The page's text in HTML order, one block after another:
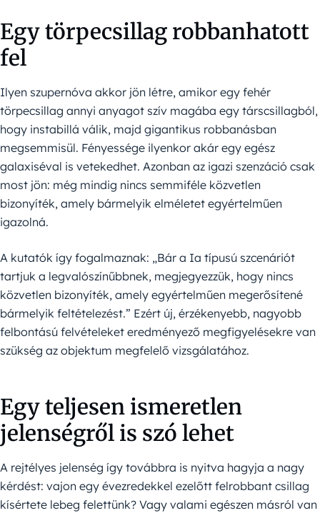
Egy törpecsillag robbanhatott
fel
Ilyen szupernóva akkor jön létre, amikor egy fehér
törpecsillag annyi anyagot szív magába egy társcsillagból,
hogy instabillá válik, majd gigantikus robbanásban
megsemmisül. Fényessége ilyenkor akár egy egész
galaxiséval is vetekedhet. Azonban az igazi szenzáció csak
most jön: még mindig nincs semmiféle közvetlen
bizonyíték, amely bármelyik elméletet egyértelműen
igazolná.
A kutatók így fogalmaznak: „Bár a Ia típusú szcenáriót
tartjuk a legvalószínűbbnek, megjegyezzük, hogy nincs
közvetlen bizonyíték, amely egyértelműen megerősítené
bármelyik feltételezést.” Ezért új, érzékenyebb, nagyobb
felbontású felvételeket eredményező megfigyelésekre van
szükség az objektum megfelelő vizsgálatához.
Egy teljesen ismeretlen
jelenségről is szó lehet
A rejtélyes jelenség így továbbra is nyitva hagyja a nagy
kérdést: vajon egy évezredekkel ezelőtt felrobbant csillag
kísértete lebeg felettünk? Vagy valami egészen másról van